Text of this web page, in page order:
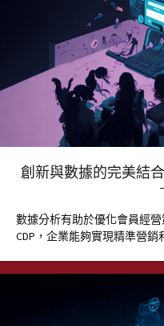
創新與數據的完美結
數據分析有助於優化會員經
CDP，企業能夠實現精準營